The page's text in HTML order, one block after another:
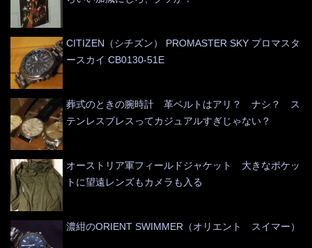
CITIZEN（シチズン） PROMASTER SKY プロマスタ
ースカイ CB0130-51E
葬式のときの腕時計 革ベルトはアリ？ ナシ？ ス
テンレスブレスってカジュアルすぎじゃない？
オーストリア軍フィールドジャケット 大きなポケッ
トに望遠レンズもカメラも入る
濃紺のORIENT SWIMMER（オリエント スイマー）